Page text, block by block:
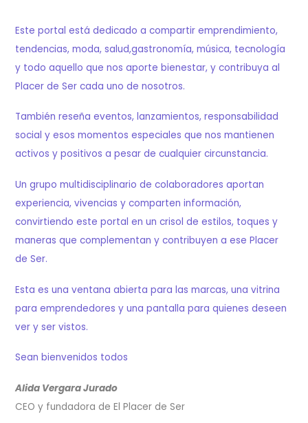
Este portal está dedicado a compartir emprendimiento,
tendencias, moda, salud,gastronomía, música, tecnología
y todo aquello que nos aporte bienestar, y contribuya al
Placer de Ser cada uno de nosotros.
También reseña eventos, lanzamientos, responsabilidad
social y esos momentos especiales que nos mantienen
activos y positivos a pesar de cualquier circunstancia.
Un grupo multidisciplinario de colaboradores aportan
experiencia, vivencias y comparten información,
convirtiendo este portal en un crisol de estilos, toques y
maneras que complementan y contribuyen a ese Placer
de Ser.
Esta es una ventana abierta para las marcas, una vitrina
para emprendedores y una pantalla para quienes deseen
ver y ser vistos.
Sean bienvenidos todos
Alida Vergara Jurado
CEO y fundadora de El Placer de Ser